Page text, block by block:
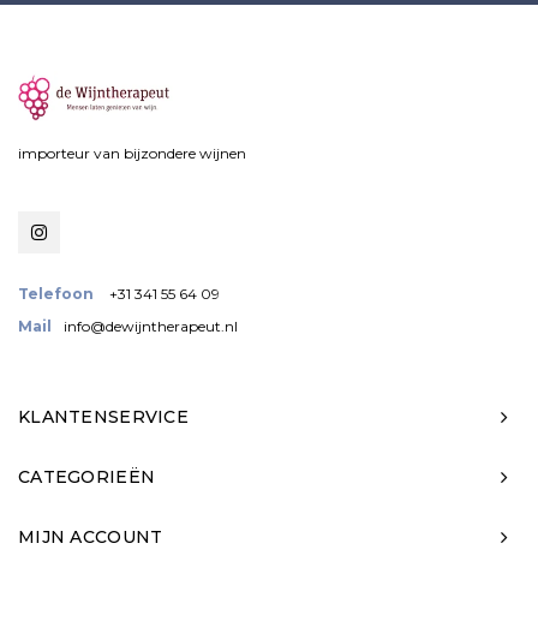
importeur van bijzondere wijnen
Telefoon
+31 341 55 64 09
Mail
info@dewijntherapeut.nl
KLANTENSERVICE
CATEGORIEËN
MIJN ACCOUNT